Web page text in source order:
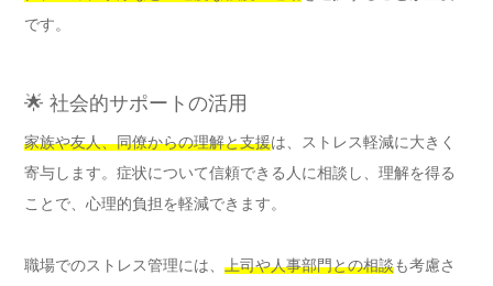
です。
🌟 社会的サポートの活用
家族や友人、同僚からの理解と支援は、ストレス軽減に大きく
寄与します。症状について信頼できる人に相談し、理解を得る
ことで、心理的負担を軽減できます。
職場でのストレス管理には、 上司や人事部門との相談も考慮さ